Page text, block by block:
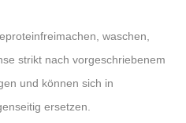
waschen,
strikt nach vorgeschriebenem
und können sich in
ersetzen.